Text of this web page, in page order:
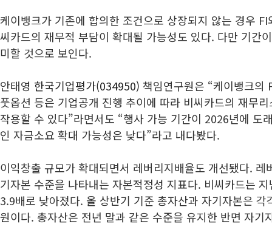
케이뱅크가 기존에 합의한 조건으로 상장되지 않는 경우
씨카드의 재무적 부담이 확대될 가능성도 있다. 다만 기간
미할 것으로 보인다.
안태영 한국기업평가(034950) 책임연구원은 “케이뱅크의
풋옵션 등은 기업공개 진행 추이에 따라 비씨카드의 재무
작용할 수 있다”라면서도 “행사 가능 기간이 2026년에 도
인 자금소요 확대 가능성은 낮다”라고 내다봤다.
이익창출 규모가 확대되면서 레버리지배율도 개선됐다. 레
기자본 수준을 나타내는 자본적정성 지표다. 비씨카드는
3.9배로 낮아졌다. 올 상반기 기준 총자산과 자기자본은
원이다. 총자산은 전년 말과 같은 수준을 유지한 반면 자기